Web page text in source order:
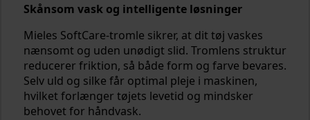
Skånsom vask og intelligente løsninger
Mieles SoftCare-tromle sikrer, at dit tøj vaskes
nænsomt og uden unødigt slid. Tromlens struktur
reducerer friktion, så både form og farve bevares.
Selv uld og silke får optimal pleje i maskinen,
hvilket forlænger tøjets levetid og mindsker
behovet for håndvask.